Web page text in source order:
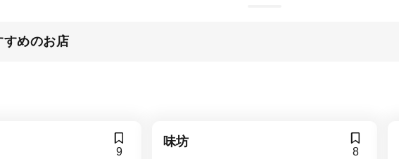
すめのお店
9
味坊
8